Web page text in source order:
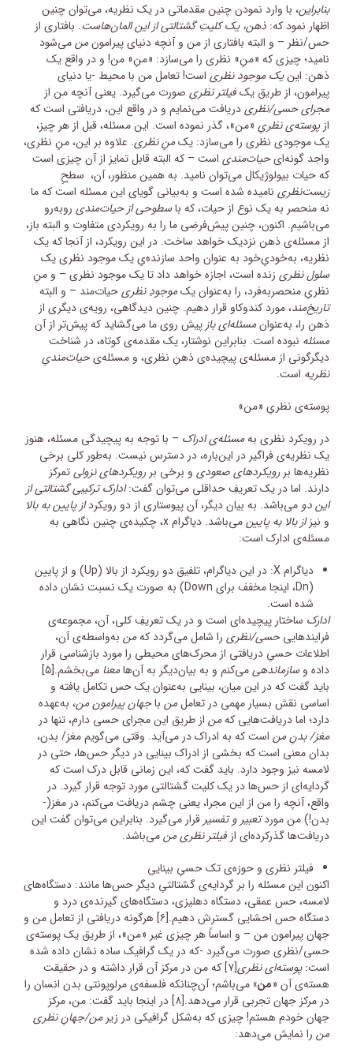
بنابراین، با وارد نمودن چنین مقدماتی در یک نظریه، می‌توان چنین
اظهار نمود که: ذهن، یک کلیتِ گشتالتی از این المان‌هاست. بافتاری از
حس/نظر – و البته بافتاری از من و آنچه دنیای پیرامونمنمی‌شود
نامید؛ چیزی که «منِ» نظری را می‌سازد: «منِ» من! و در واقع یک
ذهن: اینیک موجود نظری است! تعامل من با محیط -یا دنیای
پیرامون، از طریق یکفیلتر نظری صورت می‌گیرد. یعنی آنچه من از
مجرای حسی/نظریدریافت می‌نمایم و در واقع این، دریافتی است که
ازپوسته‌ی نظریِ «من»، گذر نموده است. این مسئله، قبل از هر چیز،
یک موجودی نظری را می‌سازد: یکمنِ نظری. علاوه بر این، منِ نظری،
واجد گونه‌ایحیات‌مندی است – که البته قابل تمایز از آن چیزی است
که حیات بیولوژیکال می‌توان نامید. به همین منظور، آن، سطحِ
زیست‌نظری نامیده شده است و به‌بیانی گویای این مسئله است که ما
نه منحصر به یک نوع از حیات، که باسطوحی از حیات‌مندی روبه‌رو
می‌باشیم. اکنون، چنین پیش‌فرضی ما را به رویکردی متفاوت و البته باز،
از مسئله‌ی ذهن نزدیک خواهد ساخت. در این رویکرد، از آنجا که یک
نظریه، به‌خودیِ‌خود به‌ عنوان واحد سازنده‌یِ یک موجود نظری یک
سلول نظری زنده است، اجازه خواهد داد تا یک موجود نظری – و منِ
نظریِ منحصربه‌فرد، را به‌عنوان یکموجودِ نظریحیات‌مند – و البته
تاریخ‌مند، مورد کندوکاو قرار دهیم. چنین دیدگاهی، رویه‌ی دیگری از
ذهن را، به‌عنوانمسئله‌ای باز پیش روی ما می‌گشاید که پیش‌تر از آن
مسئله نبوده است. بنابراین نوشتار، یک مقدمه‌ی کوتاه، در شناخت
دیگرگونی از مسئله‌ی پیچیده‌ی ذهنِ نظری، و مسئله‌یحیات‌مندیِ
نظریه است.
پوسته‌ی نظریِ «من»
در رویکرد نظری بهمسئله‌ی ادراک – با توجه به پیچیدگی مسئله، هنوز
یک نظریه‌ی فراگیر در این‌باره، در دسترس نیست. به‌طور کلی برخی
نظریه‌ها بر رویکردهای صعودی و برخی بر رویکردهای نزولیتمرکز
دارند. اما در یک تعریفِ حداقلی می‌توان گفت:ادارک ترکیبی گشتالتی از
این دو می‌باشد. به بیان دیگر، آن پیوستاری از دو رویکرداز پایین به بالا
و نیزاز بالا به پایین
می‌باشد. دیاگرام x، چکیده‌ی چنین نگاهی به
مسئله‌ی ادارک است:
دیاگرام X: در این دیاگرام، تلفیق دو رویکرد از بالا (Up) و از پایین
(Dn، اینجا مخفف برای Down) به صورت یک نسبت نشان داده
شده است.
ادارک ساختار پیچیده‌ای است و در یک تعریفِ کلی، آن، مجموعه‌ی
فرایندهاییحسی/نظری را شامل می‌گردد کهمن به‌واسطه‌ی آن،
اطلاعات حسیِ دریافتی از محرک‌های محیطی را مورد بازشناسی قرار
داده و سازماندهیمی‌کنم و به بیان‌دیگر به آن‌هامعنا می‌بخشم.[۵]
باید گفت که در این میان، بینایی به‌عنوان یک حس تکامل یافته و
اساسی نقش بسیار مهمی در تعاملمن باجهان پیرامون من، به‌عهده
دارد؛ اما دریافت‌هایی کهمن از طریق این مجرای حسی دارم، تنها در
مغز/ بدنِ من است که به ادراک در می‌آید. وقتی می‌گویم مغز/ بدن،
بدان معنی است که بخشی از ادراک بینایی در دیگر حس‌ها، حتی در
لامسه نیز وجود دارد. باید گفت که، این زمانی قابل درک است که
گردایه‌ای از حس‌ها در یک کلیت گشتالتی مورد توجه قرار گیرد. در
واقع، آنچه را من از این مجرا، یعنی چشم دریافت می‌کنم، در مغز(-
بدن!) من موردتعبیر و تفسیر قرار می‌گیرد. بنابراین می‌توان گفت این
دریافت‌ها گذرکرده‌ای از فیلتر نظری منمی‌باشد.
فیلتر نظری و حوزه‌ی تک‌ حسیِ بینایی
اکنون این مسئله را بر گردایه‌ی گشتالتیِ دیگر حس‌ها‌ مانند: دستگاه‌های
لامسه، حس عمقی، دستگاه دهلیزی، دستگاه‌های گیرنده‌ی درد و
دستگاه حس احشایی گسترش دهیم.[۶]
هرگونه دریافتی از تعامل من و
جهان پیرامون من – و اساساً هر چیزی غیر «من»، از طریق یک پوسته‌ی
حسی/نظری صورت می‌گیرد -که در یک گرافیک ساده نشان داده شده
است:پوسته‌ای نظری[۷]
که من در مرکز آن قرار داشته و در حقیقت
هسته‌ی آن «من» می‌باشم؛ آن‌چنانکه فلسفه‌ی مرلوپونتی بدن انسان را
در مرکز جهان تجربی قرار می‌دهد.[۸]
در اینجا باید گفت: من، مرکز
جهان خودم هستم! چیزی که به‌شکل گرافیکی در زیر من/جهانِ نظری
من را نمایش می‌دهد: